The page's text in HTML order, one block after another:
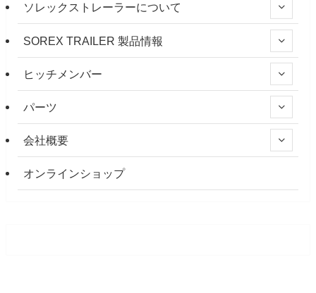
ソレックストレーラーについて
SOREX TRAILER 製品情報
ヒッチメンバー
パーツ
会社概要
オンラインショップ